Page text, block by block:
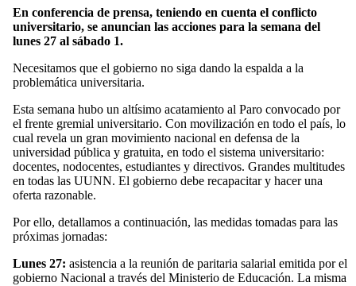
En conferencia de prensa, teniendo en cuenta el conflicto
universitario, se anuncian las acciones para la semana del
lunes 27 al sábado 1.
Necesitamos que el gobierno no siga dando la espalda a la
problemática universitaria.
Esta semana hubo un altísimo acatamiento al Paro convocado por
el frente gremial universitario. Con movilización en todo el país, lo
cual revela un gran movimiento nacional en defensa de la
universidad pública y gratuita, en todo el sistema universitario:
docentes, nodocentes, estudiantes y directivos. Grandes multitudes
en todas las UUNN. El gobierno debe recapacitar y hacer una
oferta razonable.
Por ello, detallamos a continuación, las medidas tomadas para las
próximas jornadas:
Lunes 27: asistencia a la reunión de paritaria salarial emitida por el
gobierno Nacional a través del Ministerio de Educación. La misma